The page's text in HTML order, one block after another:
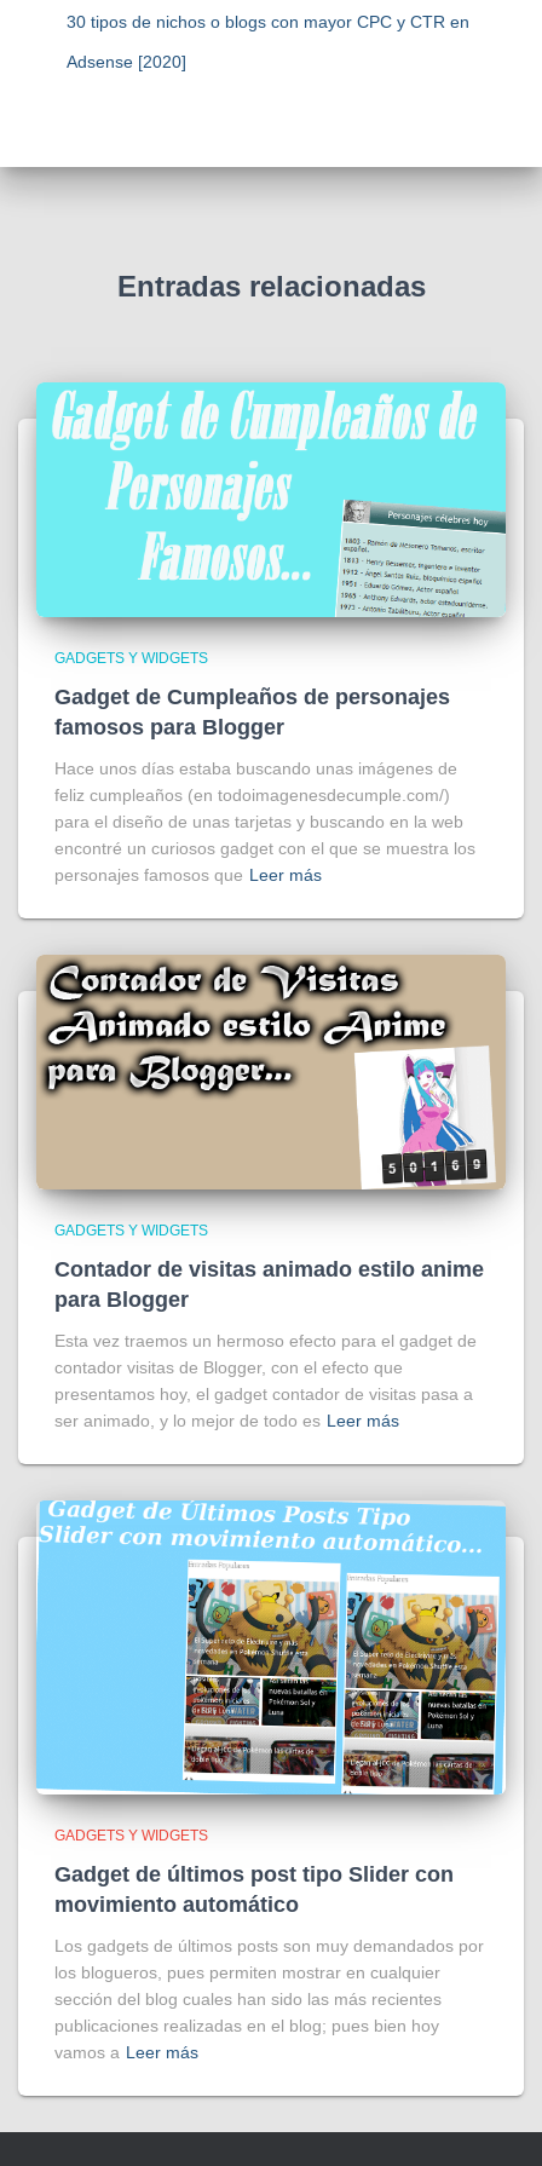
30 tipos de nichos o blogs con mayor CPC y CTR en
Adsense [2020]
Entradas relacionadas
GADGETS Y WIDGETS
Gadget de Cumpleaños de personajes
famosos para Blogger
Hace unos días estaba buscando unas imágenes de
feliz cumpleaños (en todoimagenesdecumple.com/)
para el diseño de unas tarjetas y buscando en la web
encontré un curiosos gadget con el que se muestra los
personajes famosos que Leer más
GADGETS Y WIDGETS
Contador de visitas animado estilo anime
para Blogger
Esta vez traemos un hermoso efecto para el gadget de
contador visitas de Blogger, con el efecto que
presentamos hoy, el gadget contador de visitas pasa a
ser animado, y lo mejor de todo es Leer más
GADGETS Y WIDGETS
Gadget de últimos post tipo Slider con
movimiento automático
Los gadgets de últimos posts son muy demandados por
los blogueros, pues permiten mostrar en cualquier
sección del blog cuales han sido las más recientes
publicaciones realizadas en el blog; pues bien hoy
vamos a Leer más